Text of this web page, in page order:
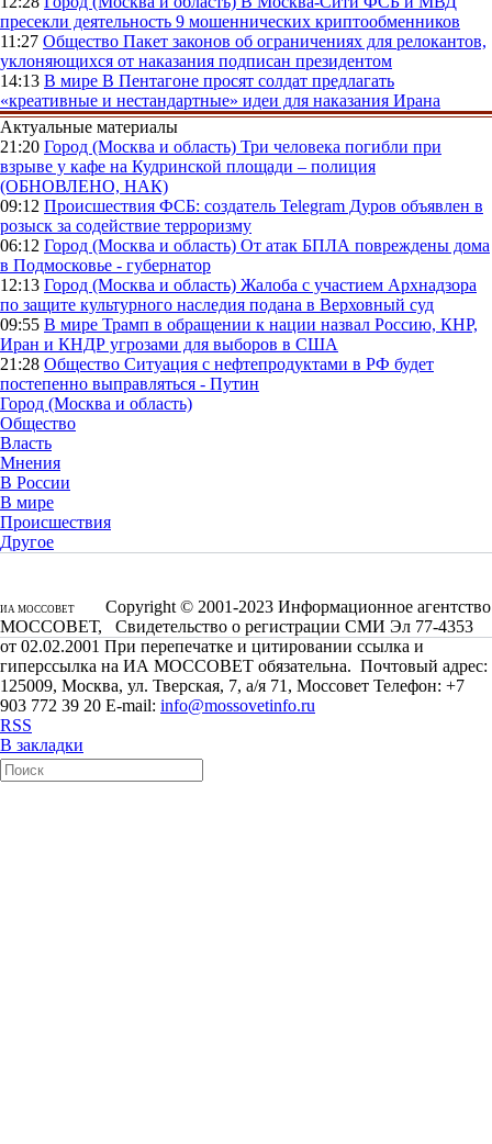
пресекли деятельность 9 мошеннических криптообменников
11:27 Общество Пакет законов об ограничениях для релокантов,
уклоняющихся от наказания подписан президентом
14:13 В мире В Пентагоне просят солдат предлагать
«креативные и нестандартные» идеи для наказания Ирана
Актуальные материалы
21:20 Город (Москва и область) Три человека погибли при
взрыве у кафе на Кудринской площади – полиция
(ОБНОВЛЕНО, НАК)
09:12 Происшествия ФСБ: создатель Telegram Дуров объявлен в
розыск за содействие терроризму
06:12 Город (Москва и область) От атак БПЛА повреждены дома
в Подмосковье - губернатор
12:13 Город (Москва и область) Жалоба с участием Архнадзора
по защите культурного наследия подана в Верховный суд
09:55 В мире Трамп в обращении к нации назвал Россию, КНР,
Иран и КНДР угрозами для выборов в США
21:28 Общество Ситуация с нефтепродуктами в РФ будет
постепенно выправляться - Путин
Город (Москва и область)
Общество
Власть
Мнения
В России
В мире
Происшествия
Другое
ИА МОССОВЕТ
Copyright © 2001-2023 Информационное агентство
МОССОВЕТ, Свидетельство о регистрации СМИ Эл 77-4353
от 02.02.2001 При перепечатке и цитировании ссылка и
гиперссылка на ИА МОССОВЕТ обязательна. Почтовый адрес:
125009, Москва, ул. Тверская, 7, а/я 71, Моссовет Телефон: +7
903 772 39 20 E-mail: info@mossovetinfo.ru
RSS
В закладки